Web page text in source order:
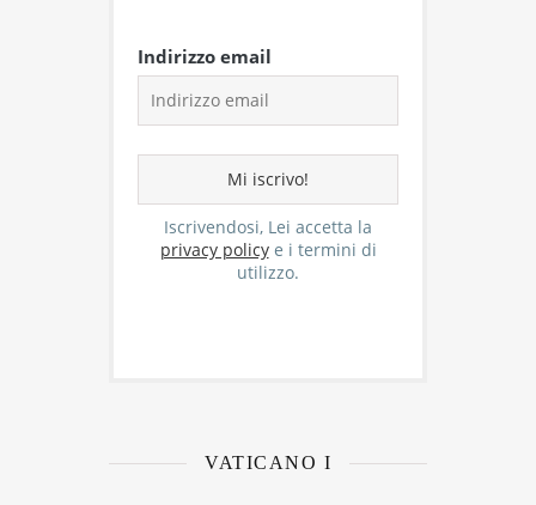
Indirizzo email
Iscrivendosi, Lei accetta la
privacy policye i termini di
utilizzo.
VATICANO I